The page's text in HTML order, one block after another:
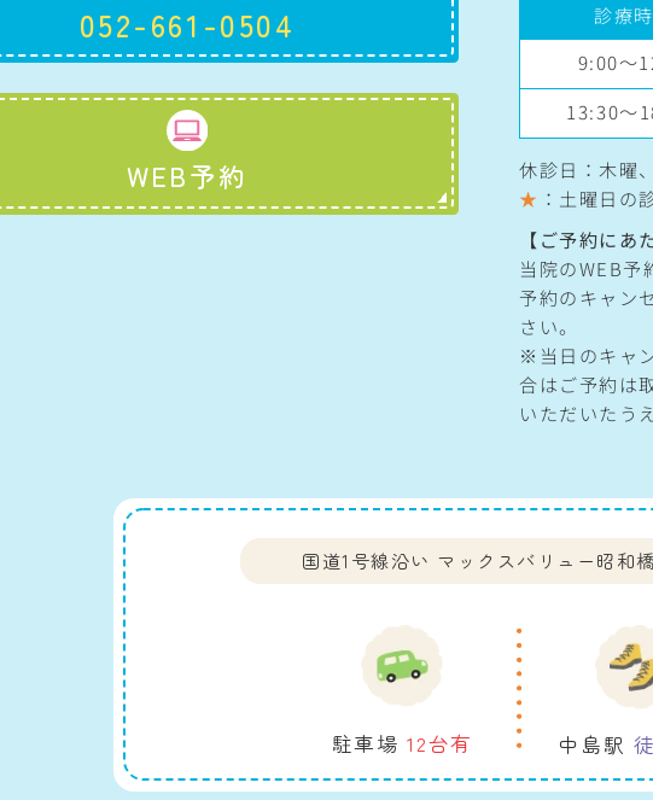
052-661-0504
WEB予約
診療
9:00～
13:30～
休診日：木曜
★ ：土曜日の
【ご予約にあ
当院のWEB予
予約のキャン
さい。
※当日のキャ
合はご予約は
いただいたう
国道1号線沿い マックスバリュー昭和
駐車場12台有 中島駅